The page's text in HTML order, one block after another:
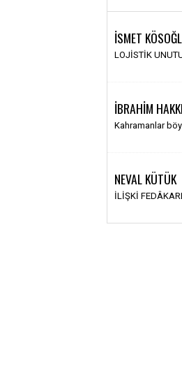
İSMET
LOJİSTİK
İBRAHİM
Kahramanlar
NEVAL KÜTÜK
İLİŞKİ